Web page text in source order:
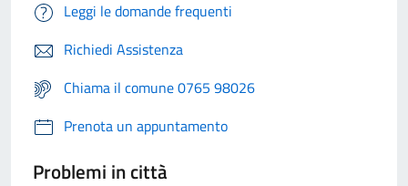
Leggi le domande frequenti
Richiedi Assistenza
Chiama il comune 0765 98026
Prenota un appuntamento
Problemi in città